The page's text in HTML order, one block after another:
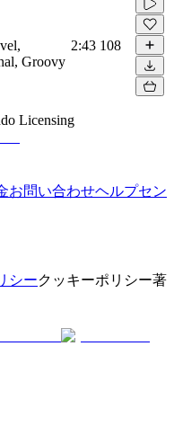
Groovy
2:43 108
Licensing
お問い合わせヘルプセン
シークッキーポリシー著